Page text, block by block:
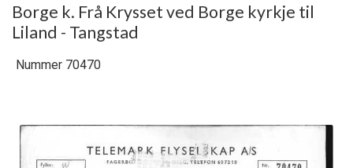
Borge k. Frå Krysset ved Borge kyrkje til
Liland - Tangstad
Nummer 70470